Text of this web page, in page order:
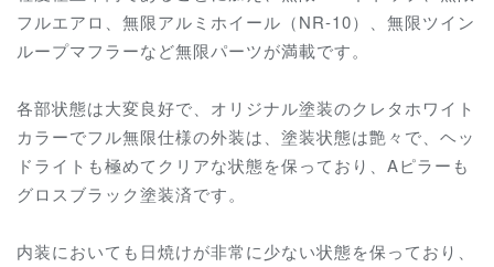
フルエアロ、無限アルミホイール（NR-10）、無限ツイン
ループマフラーなど無限パーツが満載です。
各部状態は大変良好で、オリジナル塗装のクレタホワイト
カラーでフル無限仕様の外装は、塗装状態は艶々で、ヘッ
ドライトも極めてクリアな状態を保っており、Aピラーも
グロスブラック塗装済です。
内装においても日焼けが非常に少ない状態を保っており、